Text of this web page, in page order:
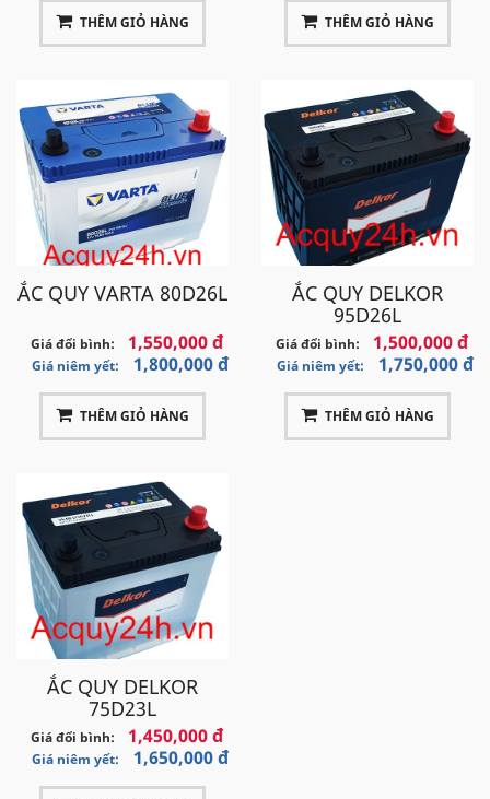
THÊM GIỎ HÀNG THÊM GIỎ HÀNG
ẮC QUY VARTA 80D26L
Giá đổi bình: 1,550,000 đ
Giá niêm yết: 1,800,000 đ
THÊM GIỎ HÀNG
ẮC QUY DELKOR
95D26L
Giá đổi bình: 1,500,000 đ
Giá niêm yết: 1,750,000 đ
THÊM GIỎ HÀNG
ẮC QUY DELKOR
75D23L
Giá đổi bình: 1,450,000 đ
Giá niêm yết: 1,650,000 đ